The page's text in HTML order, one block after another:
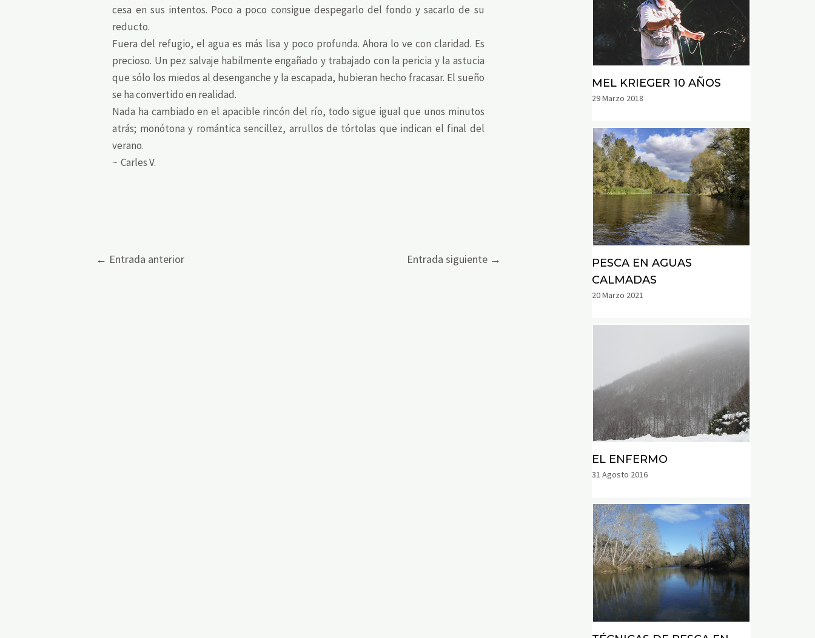
cesa en sus intentos. Poco a poco consigue despegarlo del fondo y sacarlo de su
reducto.
Fuera del refugio, el agua es más lisa y poco profunda. Ahora lo ve con claridad. Es
precioso. Un pez salvaje habilmente engañado y trabajado con la pericia y la astucia
que sólo los miedos al desenganche y la escapada, hubieran hecho fracasar. El sueño
se ha convertido en realidad.
Nada ha cambiado en el apacible rincón del río, todo sigue igual que unos minutos
atrás; monótona y romántica sencillez, arrullos de tórtolas que indican el final del
verano.
~ Carles V.
← Entrada anterior Entrada siguiente →
MEL KRIEGER 10 AÑOS
29 Marzo 2018
PESCA EN AGUAS
CALMADAS
20 Marzo 2021
EL ENFERMO
31 Agosto 2016